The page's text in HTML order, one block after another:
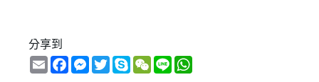
分享到
EmailFacebook
Messenger
TwitterSkypeWeChat
Line